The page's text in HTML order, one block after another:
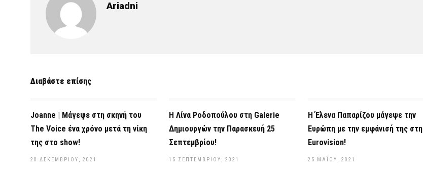
Ariadni
Διαβάστε επίσης
Joanne | Μάγεψε στη σκηνή του
The Voice ένα χρόνο μετά τη νίκη
της στο show!
20 ΔΕΚΕΜΒΡΊΟΥ, 2021
Η Λίνα Ροδοπούλου στη Galerie
Δημιουργών την Παρασκευή 25
Σεπτεμβρίου!
15 ΣΕΠΤΕΜΒΡΊΟΥ, 2021
Η Έλενα Παπαρίζου μάγεψε την
Ευρώπη με την εμφάνισή της στη
Eurovision!
25 ΜΑΪ́ΟΥ, 2021